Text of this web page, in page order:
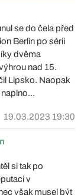
se do čela před
Berlín po sérii
dvěma
nad 15.
Lipsko. Naopak
19.03.2023 19:30
si tak po
v
však musel být